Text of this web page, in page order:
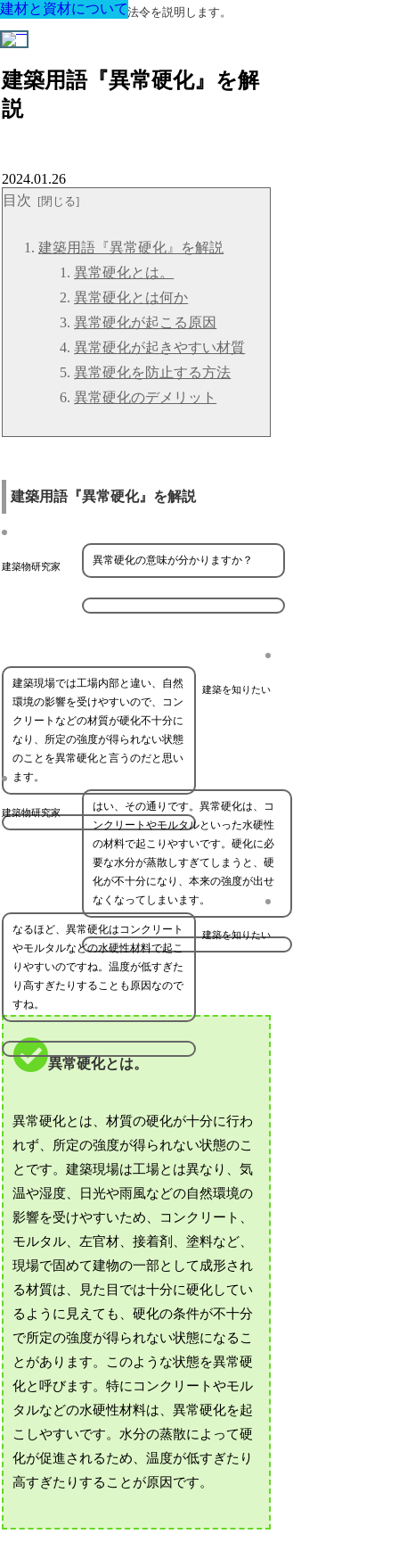
建築に関する用語と関連法令を説明します。
建築用語『異常硬化』を解
説
建材と資材について
2024.01.26
目次
建築用語『異常硬化』を解説
異常硬化とは。
異常硬化とは何か
異常硬化が起こる原因
異常硬化が起きやすい材質
異常硬化を防止する方法
異常硬化のデメリット
建築用語『異常硬化』を解説
建築物研究家 異常硬化の意味が分かりますか？
建築を知りたい
建築現場では工場内部と違い、自然
環境の影響を受けやすいので、コン
クリートなどの材質が硬化不十分に
なり、所定の強度が得られない状態
のことを異常硬化と言うのだと思い
ます。
建築物研究家
はい、その通りです。異常硬化は、コ
ンクリートやモルタルといった水硬性
の材料で起こりやすいです。硬化に必
要な水分が蒸散しすぎてしまうと、硬
化が不十分になり、本来の強度が出せ
なくなってしまいます。
建築を知りたい
なるほど、異常硬化はコンクリート
やモルタルなどの水硬性材料で起こ
りやすいのですね。温度が低すぎた
り高すぎたりすることも原因なので
すね。
異常硬化とは。
異常硬化とは、材質の硬化が十分に行わ
れず、所定の強度が得られない状態のこ
とです。建築現場は工場とは異なり、気
温や湿度、日光や雨風などの自然環境の
影響を受けやすいため、コンクリート、
モルタル、左官材、接着剤、塗料など、
現場で固めて建物の一部として成形され
る材質は、見た目では十分に硬化してい
るように見えても、硬化の条件が不十分
で所定の強度が得られない状態になるこ
とがあります。このような状態を異常硬
化と呼びます。特にコンクリートやモル
タルなどの水硬性材料は、異常硬化を起
こしやすいです。水分の蒸散によって硬
化が促進されるため、温度が低すぎたり
高すぎたりすることが原因です。
建材と資材について
建材と資材について
建材と資材について
建材と資材について
建材と資材について
建材と資材について